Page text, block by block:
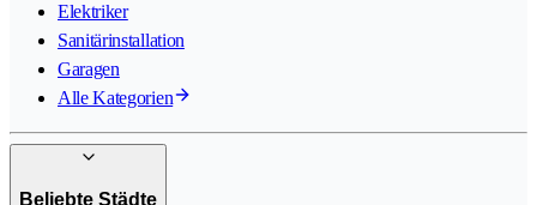
Elektriker
Sanitärinstallation
Garagen
Alle Kategorien
Beliebte Städte